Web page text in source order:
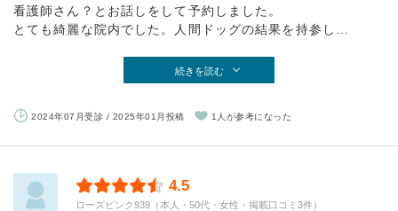
看護師さん？とお話しをして予約しました。
とても綺麗な院内でした。人間ドッグの結果を持参し...
続きを読む
2024年07月受診 / 2025年01月投稿 1人が参考になった
4.5
ローズピンク939（本人・50代・女性・掲載口コミ3件）